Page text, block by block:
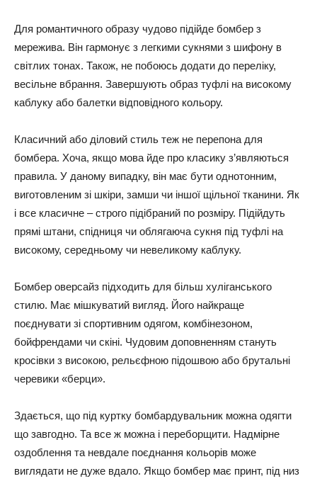
Для романтичного образу чудово підійде бомбер з
мережива. Він гармонує з легкими сукнями з шифону в
світлих тонах. Також, не побоюсь додати до переліку,
весільне вбрання. Завершують образ туфлі на високому
каблуку або балетки відповідного кольору.
Класичний або діловий стиль теж не перепона для
бомбера. Хоча, якщо мова йде про класику з’являються
правила. У даному випадку, він має бути однотонним,
виготовленим зі шкіри, замши чи іншої щільної тканини. Як
і все класичне – строго підібраний по розміру. Підійдуть
прямі штани, спідниця чи облягаюча сукня під туфлі на
високому, середньому чи невеликому каблуку.
Бомбер оверсайз підходить для більш хуліганського
стилю. Має мішкуватий вигляд. Його найкраще
поєднувати зі спортивним одягом, комбінезоном,
бойфрендами чи скіні. Чудовим доповненням стануть
кросівки з високою, рельєфною підошвою або брутальні
черевики «берци».
Здається, що під куртку бомбардувальник можна одягти
що завгодно. Та все ж можна і переборщити. Надмірне
оздоблення та невдале поєднання кольорів може
виглядати не дуже вдало. Якщо бомбер має принт, під низ